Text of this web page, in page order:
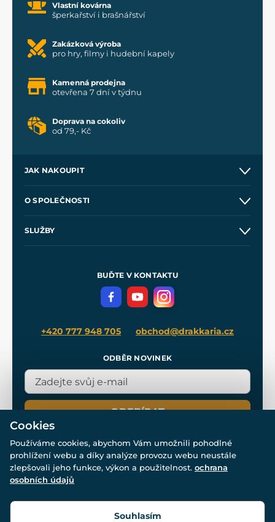
Vlastní kovárna
šperkařství i brašnářství
Zakázková výroba
pro hry, filmy i hudební kapely
Kamenná prodejna
otevřena 7 dní v týdnu
Doprava na cokoliv
od 79,- Kč
JAK NAKOUPIT
Velkoobchod
O SPOLEČNOSTI
SLUŽBY
Meče pro Kingdom Come
BUĎTE V KONTAKTU
+420 777 948 705 obchod@drakkaria.cz
ODBĚR NOVINEK
ODEBÍRAT
© Všechna práva vyhrazena. www.drakkaria.cz 2007-2026.
Cookies
Používáme cookies, abychom Vám umožnili pohodlné
prohlížení webu a díky analýze provozu webu neustále
zlepšovali jeho funkce, výkon a použitelnost. ochrana
osobních údajů
Souhlasím